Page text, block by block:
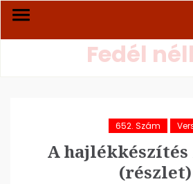
Fedél
652. Szám
A
(részlet)